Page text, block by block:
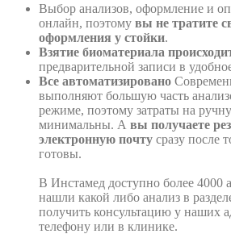
Выбор анализов, оформление и
онлайн, поэтому вы не тратите
оформления у стойки.
Взятие биоматериала
предварительной записи в
Все автоматизировано
выполняют большую часть
режиме, поэтому затраты на
минимальны. А вы получаете
электронную почту сразу после
готовы.
В Инстамед доступно более 4000
нашли какой либо анализ в
получить консультацию у наших
телефону или в клинике.